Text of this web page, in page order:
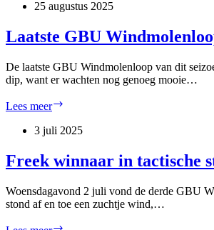
bij
GBU
Windmolenloop
25 augustus 2025
Laatste GBU
De laatste GBU Windmolenloop van dit
dip, want er wachten nog genoeg mooie…
Lees meer
Windmolenloop
aanstaande
3 juli 2025
Freek winnaar in tactische
Woensdagavond 2 juli vond de derde GBU
stond af en toe een zuchtje wind,…